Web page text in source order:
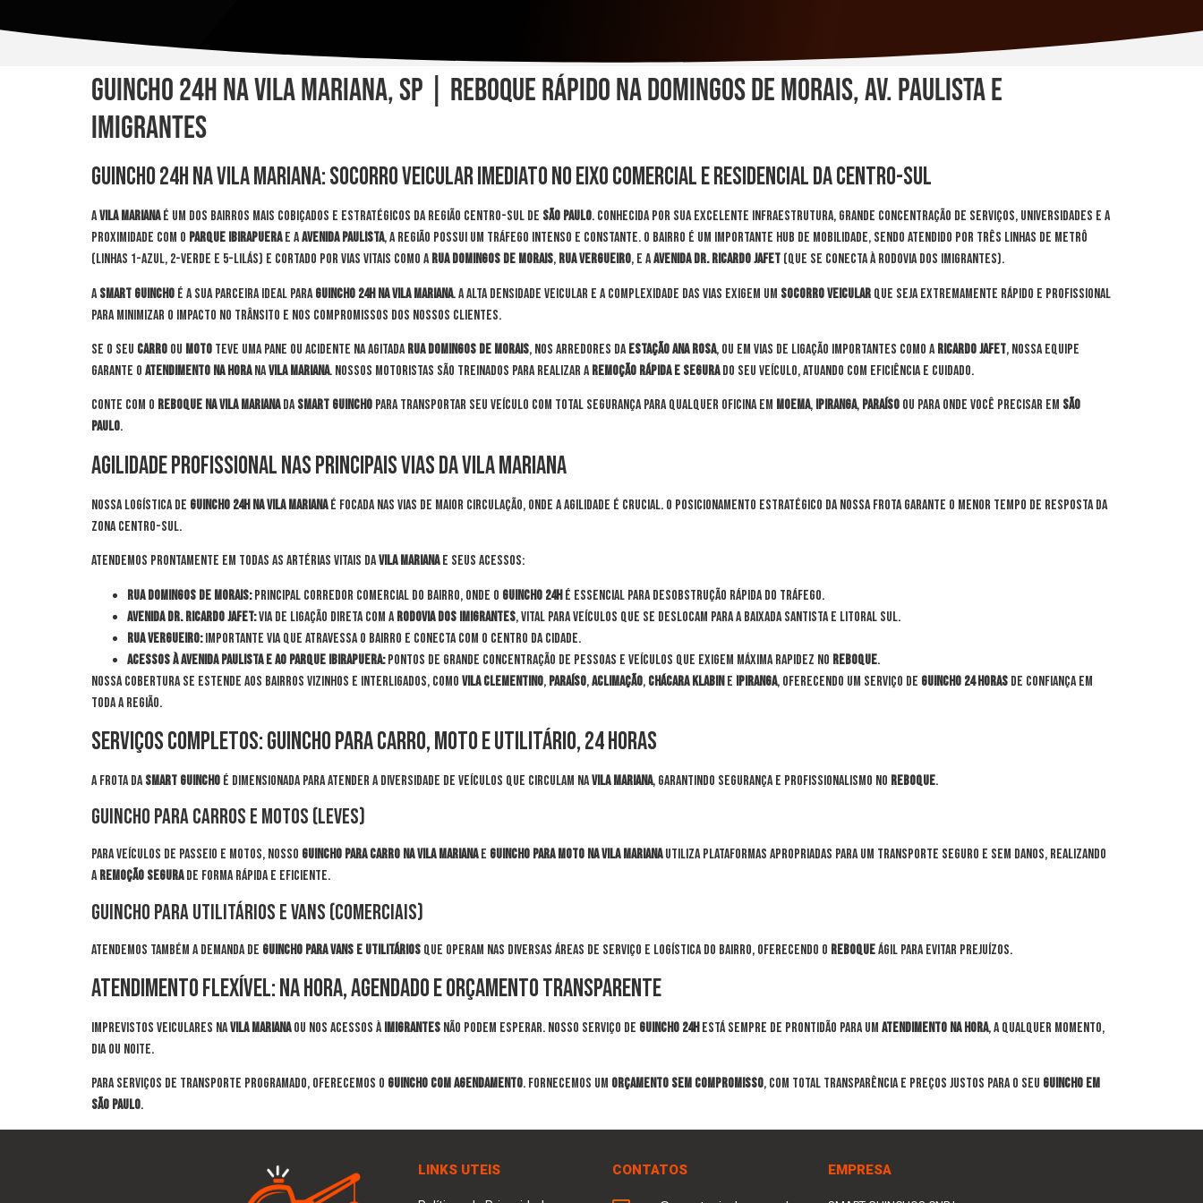
Guincho 24h na Vila Mariana, SP | Reboque Rápido na Domingos de Morais, Av. Paulista e
Imigrantes
Guincho 24h na Vila Mariana: Socorro Veicular Imediato no Eixo Comercial e Residencial da Centro-Sul
AVila Marianaé um dos bairros mais cobiçados e estratégicos da região Centro-Sul de São Paulo. Conhecida por sua excelente infraestrutura, grande concentração de serviços, universidades e a
proximidade com o Parque Ibirapuerae aAvenida Paulista, a região possui um tráfego intenso e constante. O bairro é um importante hub de mobilidade, sendo atendido por três linhas de Metrô
(Linhas 1-Azul, 2-Verde e 5-Lilás) e cortado por vias vitais como aRua Domingos de Morais, Rua Vergueiro, e aAvenida Dr. Ricardo Jafet (que se conecta à Rodovia dos Imigrantes).
ASmart Guincho é a sua parceira ideal paraguincho 24h na Vila Mariana. A alta densidade veicular e a complexidade das vias exigem um socorro veicular que seja extremamente rápido e profissional
para minimizar o impacto no trânsito e nos compromissos dos nossos clientes.
Se o seu carro ou moto teve uma pane ou acidente na agitadaRua Domingos de Morais, nos arredores daEstação Ana Rosa, ou em vias de ligação importantes como aRicardo Jafet, nossa equipe
garante o atendimento na horanaVila Mariana. Nossos motoristas são treinados para realizar aremoção rápida e segurado seu veículo, atuando com eficiência e cuidado.
Conte com o reboque na Vila MarianadaSmart Guincho para transportar seu veículo com total segurança para qualquer oficina em Moema, Ipiranga, Paraíso ou para onde você precisar em São
Paulo.
Agilidade Profissional nas Principais Vias da Vila Mariana
Nossa logística de guincho 24h na Vila Marianaé focada nas vias de maior circulação, onde a agilidade é crucial. O posicionamento estratégico da nossa frota garante o menor tempo de resposta da
Zona Centro-Sul.
Atendemos prontamente em todas as artérias vitais daVila Marianae seus acessos:
Rua Domingos de Morais:Principal corredor comercial do bairro, onde o guincho 24hé essencial para desobstrução rápida do tráfego.
Avenida Dr. Ricardo Jafet:Via de ligação direta com aRodovia dos Imigrantes, vital para veículos que se deslocam para a Baixada Santista e Litoral Sul.
Rua Vergueiro:Importante via que atravessa o bairro e conecta com o Centro da cidade.
Acessos à Avenida Paulista e ao Parque Ibirapuera:Pontos de grande concentração de pessoas e veículos que exigem máxima rapidez no reboque.
Nossa cobertura se estende aos bairros vizinhos e interligados, como Vila Clementino, Paraíso,Aclimação, Chácara Klabine Ipiranga, oferecendo um serviço de guincho 24 horas de confiança em
toda a região.
Serviços Completos: Guincho para Carro, Moto e Utilitário, 24 Horas
A frota daSmart Guincho é dimensionada para atender a diversidade de veículos que circulam naVila Mariana, garantindo segurança e profissionalismo no reboque.
Guincho para Carros e Motos (Leves)
Para veículos de passeio e motos, nosso guincho para carro na Vila Marianae guincho para moto na Vila Marianautiliza plataformas apropriadas para um transporte seguro e sem danos, realizando
aremoção segurade forma rápida e eficiente.
Guincho para Utilitários e Vans (Comerciais)
Atendemos também a demanda de guincho para vans e utilitários que operam nas diversas áreas de serviço e logística do bairro, oferecendo o reboqueágil para evitar prejuízos.
Atendimento Flexível: Na Hora, Agendado e Orçamento Transparente
Imprevistos veiculares naVila Marianaou nos acessos àImigrantes não podem esperar. Nosso serviço de guincho 24hestá sempre de prontidão para um atendimento na hora, a qualquer momento,
dia ou noite.
Para serviços de transporte programado, oferecemos o guincho com agendamento. Fornecemos um orçamento sem compromisso, com total transparência e preços justos para o seu guincho em
São Paulo.
LINKS UTEIS CONTATOS EMPRESA